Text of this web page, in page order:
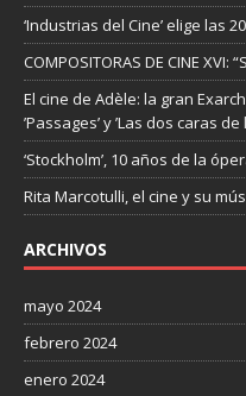
‘Industrias del Cine’ elige las
COMPOSITORAS DE CINE
El cine de Adèle: la gran
’Passages’ y ’Las dos caras de
‘Stockholm’, 10 años de la
Rita Marcotulli, el cine y su
ARCHIVOS
mayo 2024
febrero 2024
enero 2024